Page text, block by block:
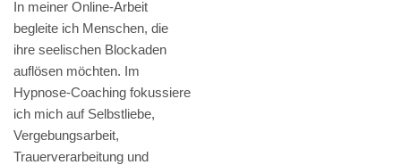
In meiner Online-Arbeit
begleite ich Menschen, die
ihre seelischen Blockaden
auflösen möchten. Im
Hypnose-Coaching fokussiere
ich mich auf Selbstliebe,
Vergebungsarbeit,
Trauerverarbeitung und